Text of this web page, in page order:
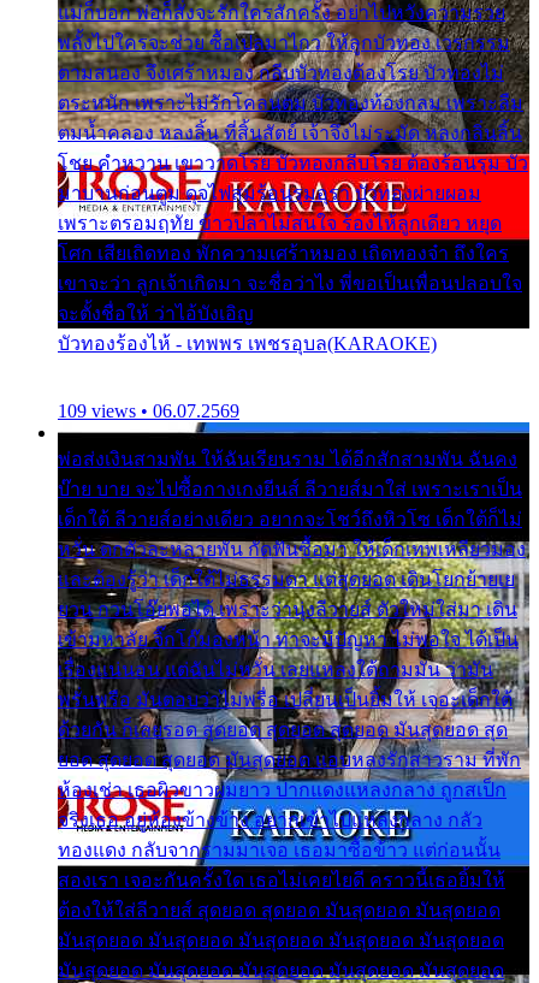
แม่ก็บอก พ่อก็สั่งจะรักใครสักครั้ง อย่าไปหวังความรวย
พลั้งไปใครจะช่วย ซื้อเปลมาไกว ให้ลูกบัวทอง เวรกรรม
ตามสนอง จึงเศร้าหมอง กลีบบัวทองต้องโรย บัวทองไม่
ตระหนัก เพราะไม่รักโคลนตม บัวทองท้องกลม เพราะลืม
ตมน้ำคลอง หลงลิ้น ที่สิ้นสัตย์ เจ้าจึงไม่ระมัด หลงกลิ่นลิ้น
โชย คำหวาน เขาวาดโรย บัวทองกลีบโรย ต้องร้อนรุม บัว
มาบานก่อนตูม ดุจไฟสุมร้อนรุมอุรา บัวทองผ่ายผอม
เพราะตรอมฤทัย ข้าวปลาไม่สนใจ ร้องไห้ลูกเดียว หยุด
โศก เสียเถิดทอง พักความเศร้าหมอง เถิดทองจ๋า ถึงใคร
เขาจะว่า ลูกเจ้าเกิดมา จะชื่อว่าไง พี่ขอเป็นเพื่อนปลอบใจ
จะตั้งชื่อให้ ว่าไอ้บังเอิญ
บัวทองร้องไห้ - เทพพร เพชรอุบล(KARAOKE)
109 views • 06.07.2569
พ่อส่งเงินสามพัน ให้ฉันเรียนราม ได้อีกสักสามพัน ฉันคง
บ๊าย บาย จะไปซื้อกางเกงยีนส์ ลีวายส์มาใส่ เพราะเราเป็น
เด็กใต้ ลีวายส์อย่างเดียว อยากจะโชว์ถึงหิวโซ เด็กใต้ก็ไม่
หวั่น ตกตัวละหลายพัน กัดฟันซื้อมา ให้เด็กเทพเหลียวมอง
และต้องรู้ว่า เด็กใต้ไม่ธรรมดา แต่สุดยอด เดินโยกย้ายเย
ยวน กวนโอ๊ยพอได้ เพราะว่านุ่งลีวายส์ ตัวใหม่ใส่มา เดิน
เข้ามหาลัย จิ๊กโก๊มองหน้า ท่าจะมีปัญหา ไม่พอใจ ได้เป็น
เรื่องแน่นอน แต่ฉันไม่หวั่น เลยแหลงใต้ถามมัน ว่ามัน
พรั่นพรือ มันตอบว่าไม่พรื่อ เปลี่ยนเป็นยิ้มให้ เจอะเด็กใต้
ด้วยกัน ก็เลยรอด สุดยอด สุดยอด สุดยอด มันสุดยอด สุด
ยอด สุดยอด สุดยอด มันสุดยอด แอบหลงรักสาวราม ที่พัก
ห้องเช่า เธอผิวขาวผมยาว ปากแดงแหลงกลาง ถูกสเป็ก
จริงเธอ อยู่ห้องข้างข้าง อยากเข้าไปแหลงกลาง กลัว
ทองแดง กลับจากรามมาเจอ เธอมาซื้อข้าว แต่ก่อนนั้น
สองเรา เจอะกันครั้งใด เธอไม่เคยไยดี คราวนี้เธอยิ้มให้
ต้องให้ใส่ลีวายส์ สุดยอด สุดยอด มันสุดยอด มันสุดยอด
มันสุดยอด มันสุดยอด มันสุดยอด มันสุดยอด มันสุดยอด
มันสุดยอด มันสุดยอด มันสุดยอด มันสุดยอด มันสุดยอด